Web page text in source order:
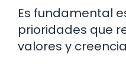
Es fundamental
prioridades que
valores y